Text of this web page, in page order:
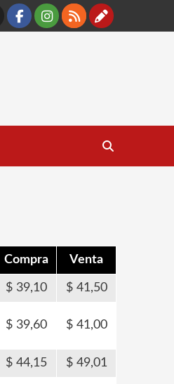
Facebook
Instagram
RSS
Compra Venta
39,10 41,50
39,60 41,00
44,15 49,01